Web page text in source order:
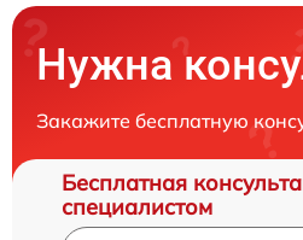
Нужна
Закажите бесплатную
Бесплатная
специалистом